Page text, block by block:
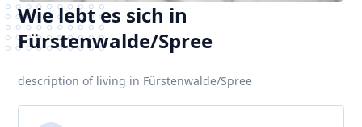
Wie lebt es sich in
Fürstenwalde/Spree
description of living in Fürstenwalde/Spree